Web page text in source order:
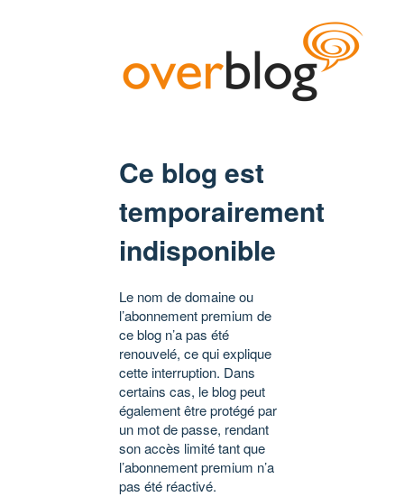
Ce blog est
temporairement
indisponible
Le nom de domaine ou
l’abonnement premium de
ce blog n’a pas été
renouvelé, ce qui explique
cette interruption. Dans
certains cas, le blog peut
également être protégé par
un mot de passe, rendant
son accès limité tant que
l’abonnement premium n’a
pas été réactivé.